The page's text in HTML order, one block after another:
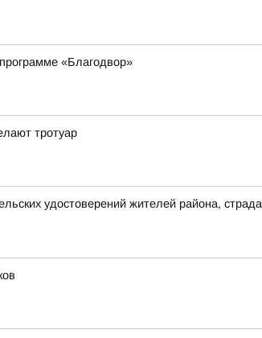
«Благодвор»
тротуар
удостоверений жителей района,